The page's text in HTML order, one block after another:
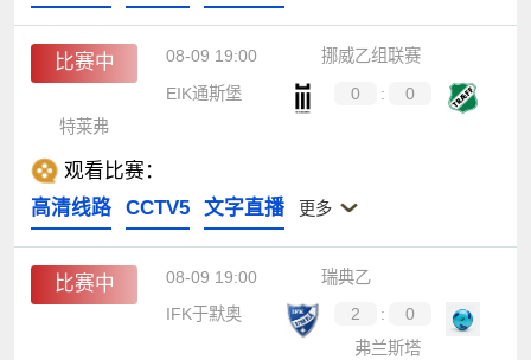
比赛中 08-09 19:00
挪威乙组联赛
EIK通斯堡
0 :
0
特莱弗
观看比赛：
高清线路
CCTV5 文字直播 更多
比赛中 08-09 19:00
瑞典乙
IFK于默奥
2 :
0
弗兰斯塔